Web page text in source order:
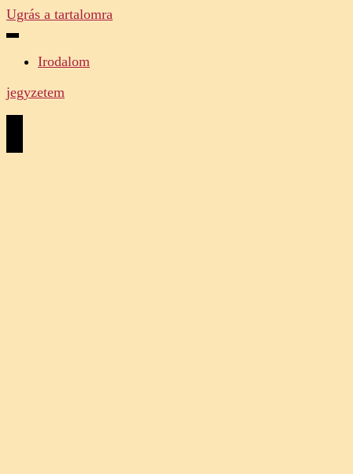
Ugrás a tartalomra
Irodalom
jegyzetem